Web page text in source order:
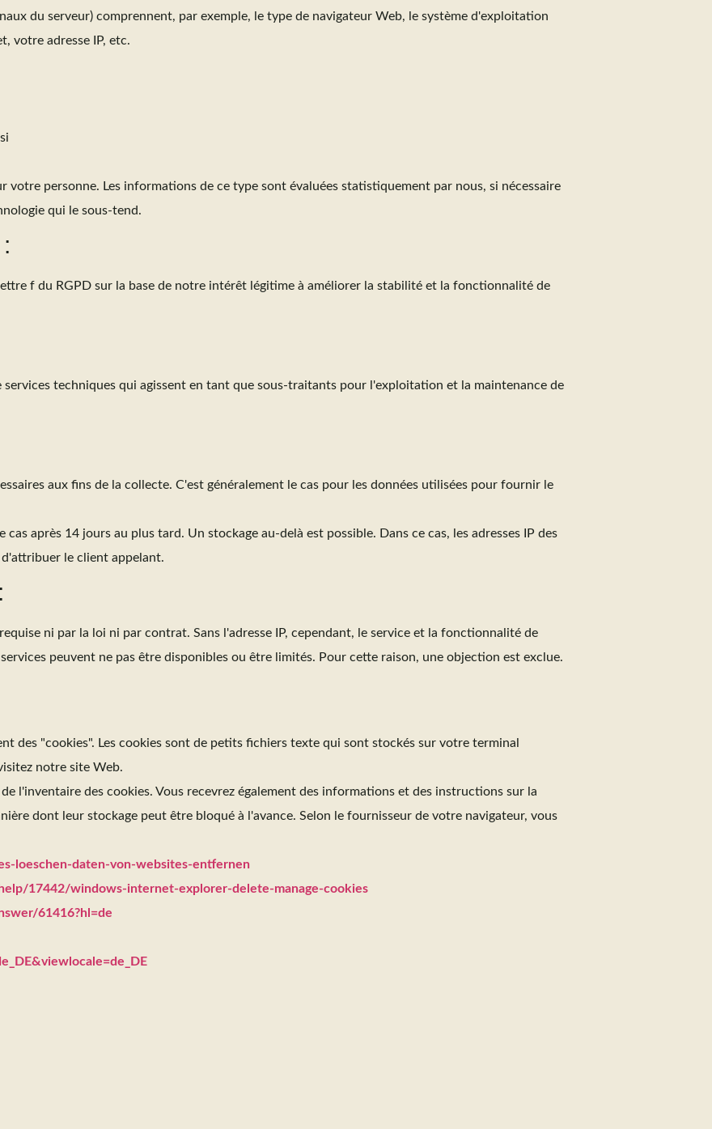
du serveur) comprennent, par exemple, le type de navigateur Web, le système d'exploitation
votre adresse IP, etc.
personne. Les informations de ce type sont évaluées statistiquement par nous, si nécessaire
qui le sous-tend.
f du RGPD sur la base de notre intérêt légitime à améliorer la stabilité et la fonctionnalité de
services techniques qui agissent en tant que sous-traitants pour l'exploitation et la maintenance de
aux fins de la collecte. C'est généralement le cas pour les données utilisées pour fournir le
après 14 jours au plus tard. Un stockage au-delà est possible. Dans ce cas, les adresses IP des
le client appelant.
ni par la loi ni par contrat. Sans l'adresse IP, cependant, le service et la fonctionnalité de
peuvent ne pas être disponibles ou être limités. Pour cette raison, une objection est exclue.
des "cookies". Les cookies sont de petits fichiers texte qui sont stockés sur votre terminal
notre site Web.
l'inventaire des cookies. Vous recevrez également des informations et des instructions sur la
dont leur stockage peut être bloqué à l'avance. Selon le fournisseur de votre navigateur, vous
loeschen-daten-von-websites-entfernen
17442/windows-internet-explorer-delete-manage-cookies
61416?hl=de